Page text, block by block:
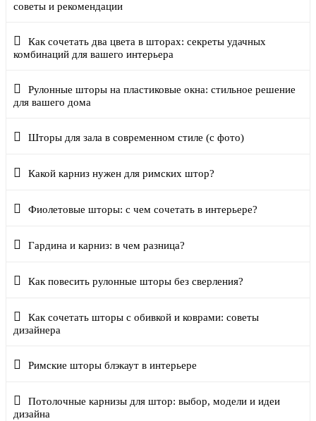
советы и рекомендации
Как сочетать два цвета в шторах: секреты удачных
комбинаций для вашего интерьера
Рулонные шторы на пластиковые окна: стильное решение
для вашего дома
Шторы для зала в современном стиле (с фото)
Какой карниз нужен для римских штор?
Фиолетовые шторы: с чем сочетать в интерьере?
Гардина и карниз: в чем разница?
Как повесить рулонные шторы без сверления?
Как сочетать шторы с обивкой и коврами: советы
дизайнера
Римские шторы блэкаут в интерьере
Потолочные карнизы для штор: выбор, модели и идеи
дизайна